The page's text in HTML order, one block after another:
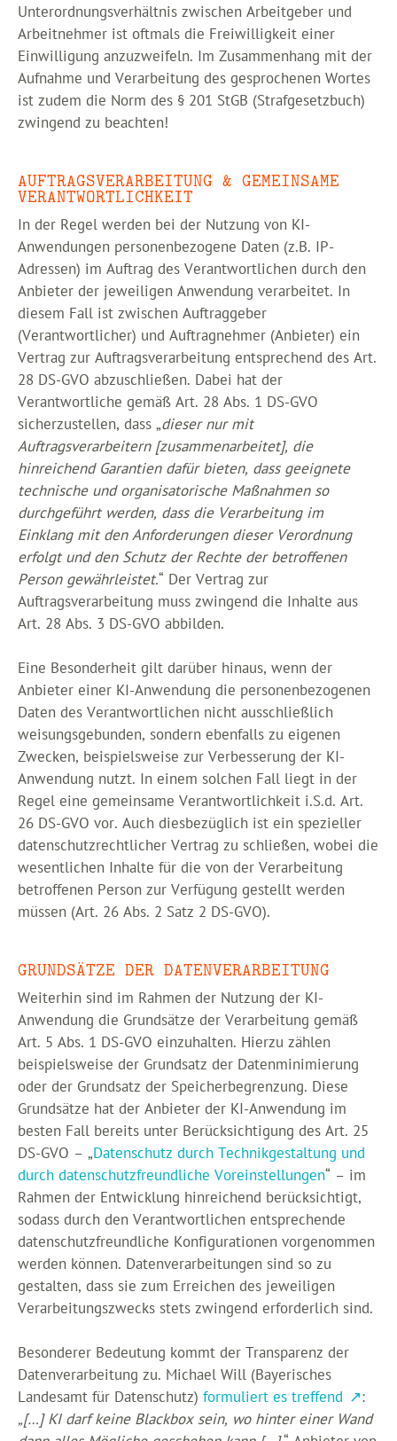
Unterordnungsverhältnis zwischen Arbeitgeber und
Arbeitnehmer ist oftmals die Freiwilligkeit einer
Einwilligung anzuzweifeln. Im Zusammenhang mit der
Aufnahme und Verarbeitung des gesprochenen Wortes
ist zudem die Norm des § 201 StGB (Strafgesetzbuch)
zwingend zu beachten!
AUFTRAGSVERARBEITUNG & GEMEINSAME
VERANTWORTLICHKEIT
In der Regel werden bei der Nutzung von KI-
Anwendungen personenbezogene Daten (z.B. IP-
Adressen) im Auftrag des Verantwortlichen durch den
Anbieter der jeweiligen Anwendung verarbeitet. In
diesem Fall ist zwischen Auftraggeber
(Verantwortlicher) und Auftragnehmer (Anbieter) ein
Vertrag zur Auftragsverarbeitung entsprechend des Art.
28 DS-GVO abzuschließen. Dabei hat der
Verantwortliche gemäß Art. 28 Abs. 1 DS-GVO
sicherzustellen, dass „dieser nur mit
Auftragsverarbeitern [zusammenarbeitet], die
hinreichend Garantien dafür bieten, dass geeignete
technische und organisatorische Maßnahmen so
durchgeführt werden, dass die Verarbeitung im
Einklang mit den Anforderungen dieser Verordnung
erfolgt und den Schutz der Rechte der betroffenen
Person gewährleistet.“ Der Vertrag zur
Auftragsverarbeitung muss zwingend die Inhalte aus
Art. 28 Abs. 3 DS-GVO abbilden.
Eine Besonderheit gilt darüber hinaus, wenn der
Anbieter einer KI-Anwendung die personenbezogenen
Daten des Verantwortlichen nicht ausschließlich
weisungsgebunden, sondern ebenfalls zu eigenen
Zwecken, beispielsweise zur Verbesserung der KI-
Anwendung nutzt. In einem solchen Fall liegt in der
Regel eine gemeinsame Verantwortlichkeit i.S.d. Art.
26 DS-GVO vor. Auch diesbezüglich ist ein spezieller
datenschutzrechtlicher Vertrag zu schließen, wobei die
wesentlichen Inhalte für die von der Verarbeitung
betroffenen Person zur Verfügung gestellt werden
müssen (Art. 26 Abs. 2 Satz 2 DS-GVO).
GRUNDSÄTZE DER DATENVERARBEITUNG
Weiterhin sind im Rahmen der Nutzung der KI-
Anwendung die Grundsätze der Verarbeitung gemäß
Art. 5 Abs. 1 DS-GVO einzuhalten. Hierzu zählen
beispielsweise der Grundsatz der Datenminimierung
oder der Grundsatz der Speicherbegrenzung. Diese
Grundsätze hat der Anbieter der KI-Anwendung im
besten Fall bereits unter Berücksichtigung des Art. 25
DS-GVO – „Datenschutz durch Technikgestaltung und
durch datenschutzfreundliche Voreinstellungen“ – im
Rahmen der Entwicklung hinreichend berücksichtigt,
sodass durch den Verantwortlichen entsprechende
datenschutzfreundliche Konfigurationen vorgenommen
werden können. Datenverarbeitungen sind so zu
gestalten, dass sie zum Erreichen des jeweiligen
Verarbeitungszwecks stets zwingend erforderlich sind.
Besonderer Bedeutung kommt der Transparenz der
Datenverarbeitung zu. Michael Will (Bayerisches
Landesamt für Datenschutz) formuliert es treffend
:
„[…] KI darf keine Blackbox sein, wo hinter einer Wand